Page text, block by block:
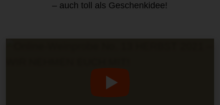
– auch toll als Geschenkidee!